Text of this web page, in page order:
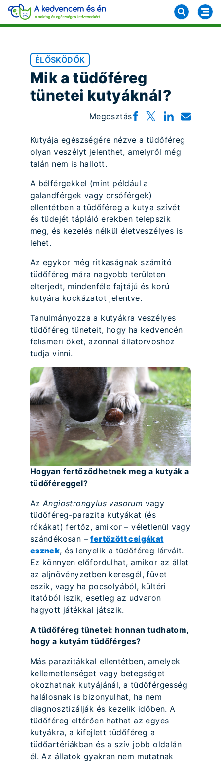
ÉLŐSKÖDŐK
Mik a tüdőféreg
tünetei kutyáknál?
Megosztás
Kutyája egészségére nézve a tüdőféreg
olyan veszélyt jelenthet, amelyről még
talán nem is hallott.
A bélférgekkel (mint például a
galandférgek vagy orsóférgek)
ellentétben a tüdőféreg a kutya szívét
és tüdejét tápláló erekben telepszik
meg, és kezelés nélkül életveszélyes is
lehet.
Az egykor még ritkaságnak számító
tüdőféreg mára nagyobb területen
elterjedt, mindenféle fajtájú és korú
kutyára kockázatot jelentve.
Tanulmányozza a kutyákra veszélyes
tüdőféreg tüneteit, hogy ha kedvencén
felismeri őket, azonnal állatorvoshoz
tudja vinni.
Hogyan fertőződhetnek meg a kutyák a
tüdőféreggel?
AzAngiostrongylus vasorum vagy
tüdőféreg-parazita kutyákat (és
rókákat) fertőz, amikor – véletlenül vagy
szándékosan –fertőzött csigákat
esznek, és lenyelik a tüdőféreg lárváit.
Ez könnyen előfordulhat, amikor az állat
az aljnövényzetben keresgél, füvet
eszik, vagy ha pocsolyából, kültéri
itatóból iszik, esetleg az udvaron
hagyott játékkal játszik.
A tüdőféreg tünetei: honnan tudhatom,
hogy a kutyám tüdőférges?
Más parazitákkal ellentétben, amelyek
kellemetlenséget vagy betegséget
okozhatnak kutyájánál, a tüdőférgesség
halálosnak is bizonyulhat, ha nem
diagnosztizálják és kezelik időben. A
tüdőféreg eltérően hathat az egyes
kutyákra, a kifejlett tüdőféreg a
tüdőartériákban és a szív jobb oldalán
él. Az állatok gyakran nem mutatnak